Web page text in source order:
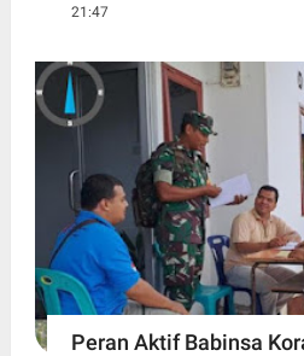
21:47
Peran Aktif Babinsa